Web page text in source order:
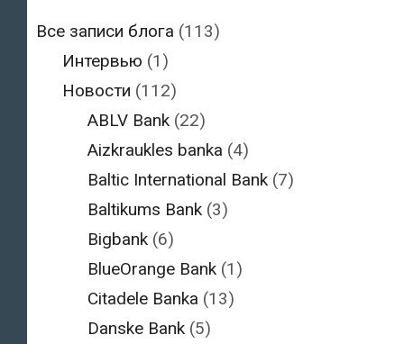
Все записи блога (113)
Интервью (1)
Новости (112)
ABLV Bank (22)
Aizkraukles banka (4)
Baltic International Bank (7)
Baltikums Bank (3)
Bigbank (6)
BlueOrange Bank (1)
Citadele Banka (13)
Danske Bank (5)